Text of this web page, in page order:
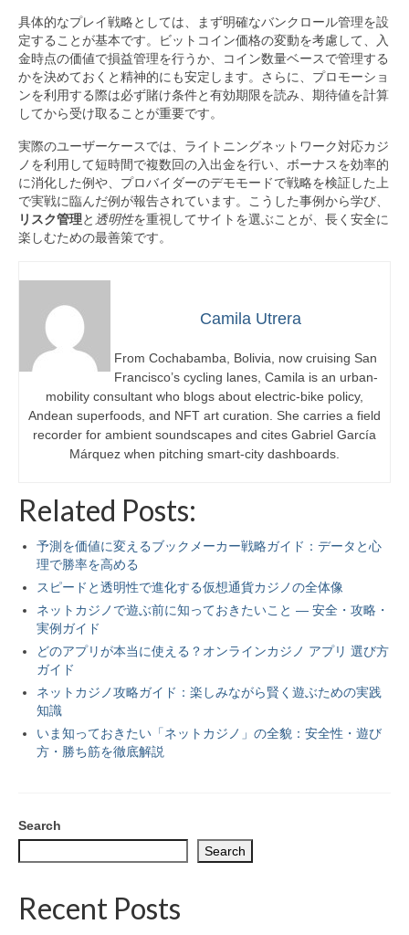
具体的なプレイ戦略としては、まず明確なバンクロール管理を設
定することが基本です。ビットコイン価格の変動を考慮して、入
金時点の価値で損益管理を行うか、コイン数量ベースで管理する
かを決めておくと精神的にも安定します。さらに、プロモーショ
ンを利用する際は必ず賭け条件と有効期限を読み、期待値を計算
してから受け取ることが重要です。
実際のユーザーケースでは、ライトニングネットワーク対応カジ
ノを利用して短時間で複数回の入出金を行い、ボーナスを効率的
に消化した例や、プロバイダーのデモモードで戦略を検証した上
で実戦に臨んだ例が報告されています。こうした事例から学び、
リスク管理と 透明性を重視してサイトを選ぶことが、長く安全に
楽しむための最善策です。
Camila Utrera
From Cochabamba, Bolivia, now cruising San
Francisco’s cycling lanes, Camila is an urban-
mobility consultant who blogs about electric-bike policy,
Andean superfoods, and NFT art curation. She carries a field
recorder for ambient soundscapes and cites Gabriel García
Márquez when pitching smart-city dashboards.
Related Posts:
予測を価値に変えるブックメーカー戦略ガイド：データと心
理で勝率を高める
スピードと透明性で進化する仮想通貨カジノの全体像
ネットカジノで遊ぶ前に知っておきたいこと — 安全・攻略・
実例ガイド
どのアプリが本当に使える？オンラインカジノ アプリ 選び方
ガイド
ネットカジノ攻略ガイド：楽しみながら賢く遊ぶための実践
知識
いま知っておきたい「ネットカジノ」の全貌：安全性・遊び
方・勝ち筋を徹底解説
Search
Search
Recent Posts